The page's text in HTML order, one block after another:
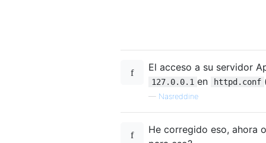
El acceso a su servidor
127.0.0.1 en httpd.conf
— Nasreddine
He corregido eso, ahora